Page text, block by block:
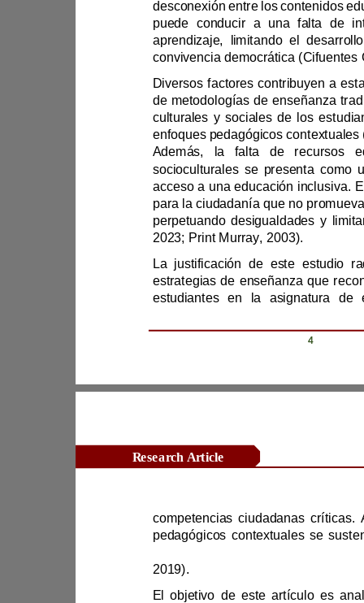
Revista Científica Zambos / Vol. 04
aprendizaje, limita
convivencia democrática (
enfoqu
acceso a una educación inclus
Print Murray , 2003).
Research Article
pedagógicos c
2019).